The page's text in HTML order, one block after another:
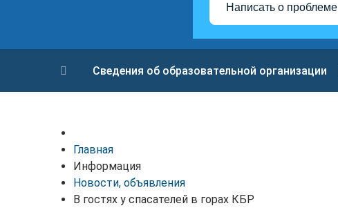
Написать о проблеме
Сведения об образовательной организации
Главная
Информация
Новости, объявления
В гостях у спасателей в горах КБР